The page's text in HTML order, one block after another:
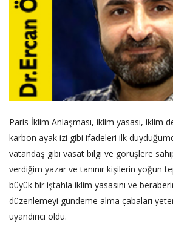
Paris İklim Anlaşması, iklim yasası, iklim
karbon ayak izi gibi ifadeleri ilk
vatandaş gibi vasat bilgi ve görüşlere
verdiğim yazar ve tanınır kişilerin yoğun
büyük bir iştahla iklim yasasını ve
düzenlemeyi gündeme alma çabaları
uyandırıcı oldu.